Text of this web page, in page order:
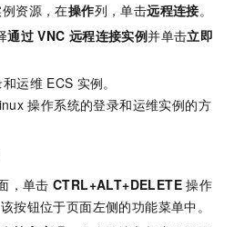
资源，在操作列，单击远程连接。
通过 VNC 远程连接实例并单击立即
运维 ECS 实例。
操作系统的登录和运维实例的方
，单击 CTRL+ALT+DELETE 操作
按钮位于页面左侧的功能菜单中。